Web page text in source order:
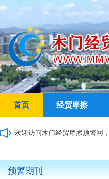
首页 经贸摩擦
欢迎访问木门经贸摩擦预警网，
预警期刊